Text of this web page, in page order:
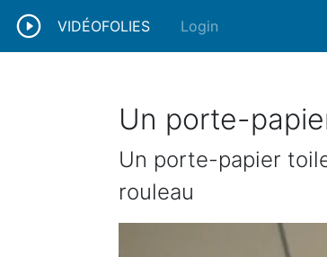
VIDÉOFOLIES Login
Un porte-
Un porte-papier
rouleau